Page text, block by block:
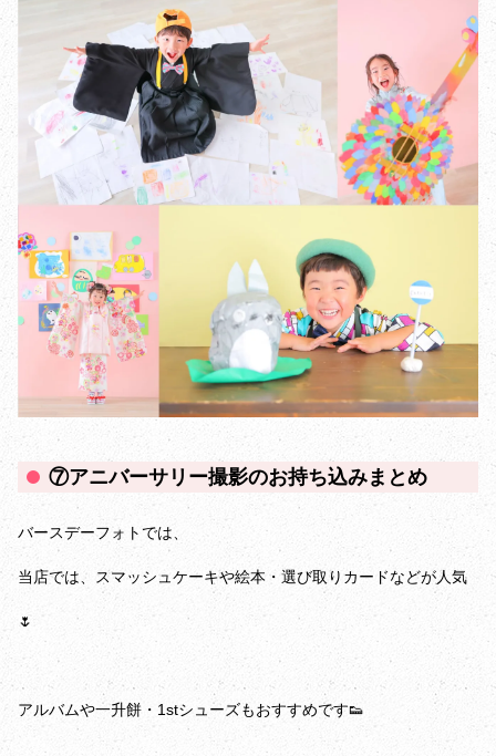
⑦アニバーサリー撮影のお持ち込みまとめ
バースデーフォトでは、
当店では、スマッシュケーキや絵本・選び取りカードなどが人気
🌷
アルバムや一升餅・1stシューズもおすすめです👟